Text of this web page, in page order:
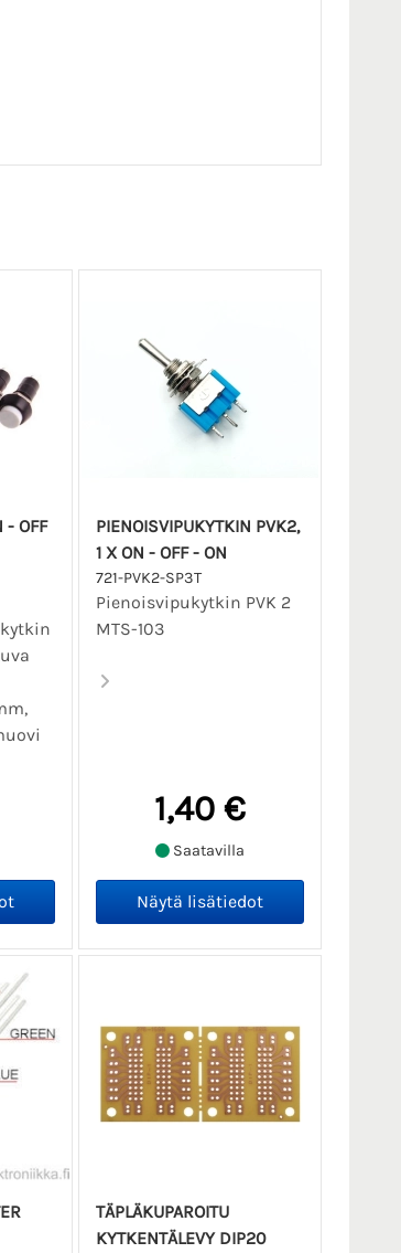
- OFF
PIENOISVIPUKYTKIN PVK2,
1 X ON - OFF - ON
721-PVK2-SP3T
Pienoisvipukytkin PVK 2
MTS-103
1,40 €
Saatavilla
TÄPLÄKUPAROITU
KYTKENTÄLEVY DIP20